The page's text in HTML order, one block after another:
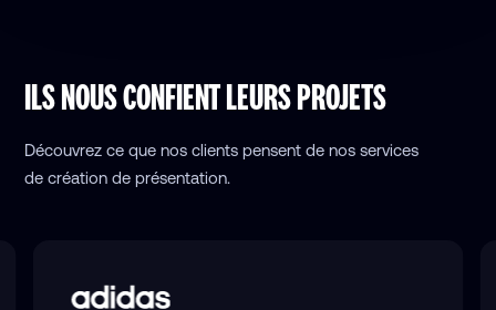
ILS NOUS CONFIENT LEURS PROJETS
Découvrez ce que nos clients pensent de nos services
de création de présentation.